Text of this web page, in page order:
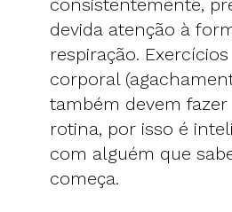
consistentemente,
devida atenção à
respiração.
corporal
também devem
rotina, por isso é
com alguém que
começa.